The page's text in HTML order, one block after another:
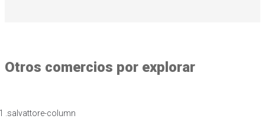
Otros comercios por explorar